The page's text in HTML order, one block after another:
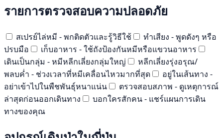
รายการตรวจสอบความปลอดภัย
สเปรย์ไล่หมี - พกติดตัวและรู้วิธีใช้
ทำเสียง - พูดดังๆ หรือ
ปรบมือ
เก็บอาหาร - ใช้ถังป้องกันหมีหรือแขวนอาหาร
เดินเป็นกลุ่ม - หมีหลีกเลี่ยงกลุ่มใหญ่
หลีกเลี่ยงรุ่งอรุณ/
พลบค่ำ - ช่วงเวลาที่หมีเคลื่อนไหวมากที่สุด
อยู่ในเส้นทาง -
อย่าเข้าไปในพืชพันธุ์หนาแน่น
ตรวจสอบสภาพ - ดูเหตุการณ์
ล่าสุดก่อนออกเดินทาง
บอกใครสักคน - แชร์แผนการเดิน
ทางของคุณ